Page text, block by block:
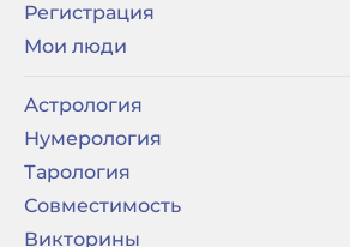
Регистрация
Мои люди
Астрология
Нумерология
Тарология
Совместимость
Викторины